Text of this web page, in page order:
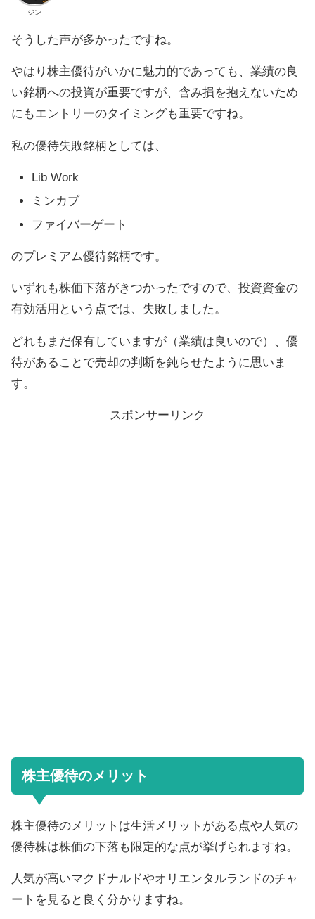
ジン
そうした声が多かったですね。
やはり株主優待がいかに魅力的であっても、業績の良
い銘柄への投資が重要ですが、含み損を抱えないため
にもエントリーのタイミングも重要ですね。
私の優待失敗銘柄としては、
Lib Work
ミンカブ
ファイバーゲート
のプレミアム優待銘柄です。
いずれも株価下落がきつかったですので、投資資金の
有効活用という点では、失敗しました。
どれもまだ保有していますが（業績は良いので）、優
待があることで売却の判断を鈍らせたように思いま
す。
スポンサーリンク
株主優待のメリット
株主優待のメリットは生活メリットがある点や人気の
優待株は株価の下落も限定的な点が挙げられますね。
人気が高いマクドナルドやオリエンタルランドのチャ
ートを見ると良く分かりますね。